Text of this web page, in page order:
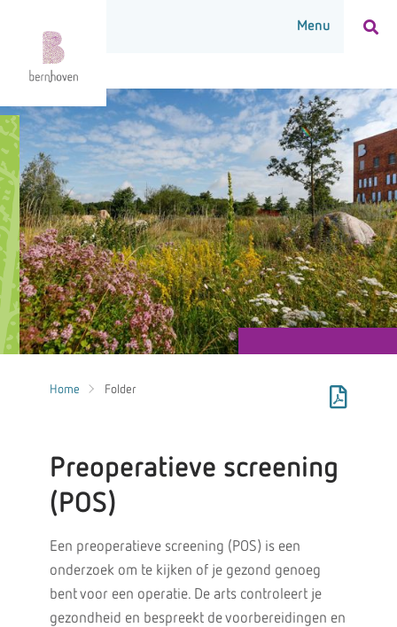
Home Folder
Preoperatieve screening
(POS)
Een preoperatieve screening (POS) is een
onderzoek om te kijken of je gezond genoeg
bent voor een operatie. De arts controleert je
gezondheid en bespreekt de voorbereidingen en